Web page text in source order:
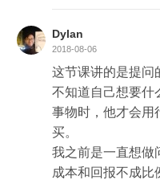
者缩减成本，还有
被否。
给我的启示就是，
图直接让用户根据
为，而应该通过对
Dylan
2018-08-06
这节课讲的是提问
不知道自己想要什
事物时，他才会用
买。
我之前是一直想做
成本和回报不成比